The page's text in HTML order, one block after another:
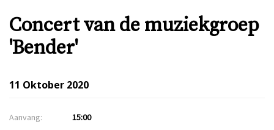
Concert van de muziekgroep
'Bender'
11 Oktober 2020
Aanvang:
15:00